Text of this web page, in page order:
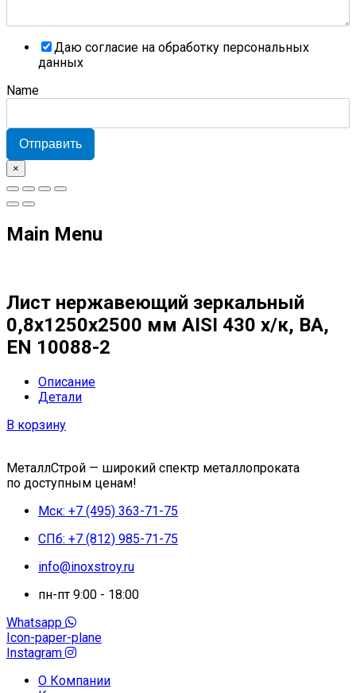
Даю согласие на обработку персональных
данных
Name
Отправить
×
Main Menu
Лист нержавеющий зеркальный
0,8х1250х2500 мм AISI 430 х/к, BA,
EN 10088-2
Описание
Детали
В корзину
МеталлСтрой — широкий спектр металлопроката
по доступным ценам!
Мск: +7 (495) 363-71-75
СПб: +7 (812) 985-71-75
info@inoxstroy.ru
пн-пт 9:00 - 18:00
Whatsapp
Icon-paper-plane
Instagram
О Компании